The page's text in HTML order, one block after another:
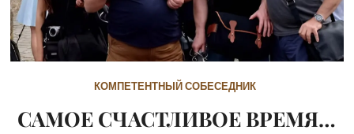
КОМПЕТЕНТНЫЙ СОБЕСЕДНИК
САМОЕ СЧАСТЛИВОЕ ВРЕМЯ…